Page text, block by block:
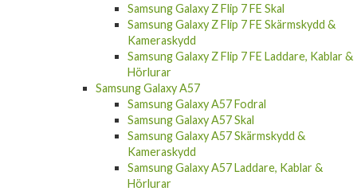
Samsung Galaxy Z Flip 7 FE Skal
Samsung Galaxy Z Flip 7 FE Skärmskydd &
Kameraskydd
Samsung Galaxy Z Flip 7 FE Laddare, Kablar &
Hörlurar
Samsung Galaxy A57
Samsung Galaxy A57 Fodral
Samsung Galaxy A57 Skal
Samsung Galaxy A57 Skärmskydd &
Kameraskydd
Samsung Galaxy A57 Laddare, Kablar &
Hörlurar